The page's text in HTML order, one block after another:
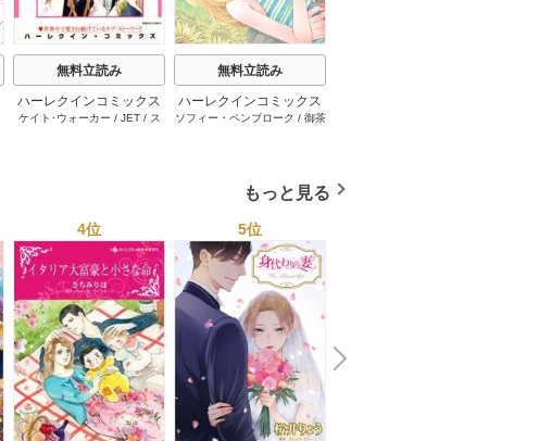
無料立読み
ハーレクインコミックス
セット 2026年 vol.1001
ケイト･ウォーカー / JET/ ス
無料立読み
ハーレクインコミックス
セット 2026年 vol.1062
ソフィー・ペンブローク / 御茶
一ノ関りん子
もっと見る
4位 5位
N
e
x
t